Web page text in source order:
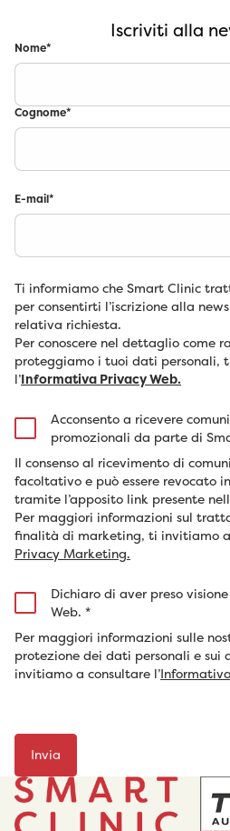
Iscriviti alla
Nome*
Cognome*
E-mail*
Ti informiamo che Smart Clinic
per consentirti l’iscrizione alla
relativa richiesta.
Per conoscere nel dettaglio come
proteggiamo i tuoi dati personali,
l’Informativa Privacy Web.
Acconsento a ricevere
promozionali da parte di
Il consenso al ricevimento di
facoltativo e può essere revocato
tramite l’apposito link presente
Per maggiori informazioni sul
finalità di marketing, ti invitiamo a
Privacy Marketing.
Dichiaro di aver preso
Web. *
Per maggiori informazioni sulle
protezione dei dati personali e
invitiamo a consultare l’